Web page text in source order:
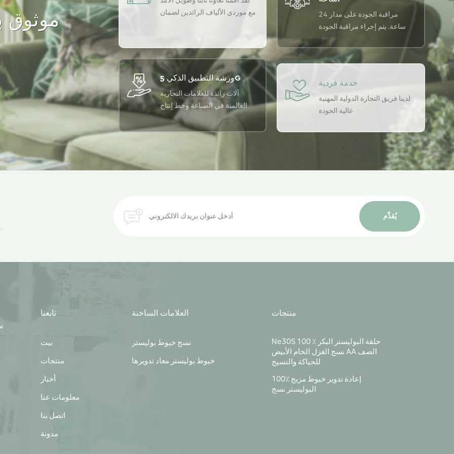
موثوق
مع موردي الألياف الرائدين لضمان
مراقبة الجودة على مدار 24
ساعة. يتم إجراء مراقبة الجودة
على مدار 24 ساعة في اليوم
باستخدام نظام ضمان الجودة
USTER لضمان اتساق الجودة لدينا.
ورشة التطبيق الذكي 5G
آلات رائدة للعلامات التجارية
العالمية في الصناعة وخط إنتاج
أوتوماتيكي بالكامل
خدمة فردية
لدينا فريق التجارة الدولية المهنية
عالية الجودة
احصل على أحدث اتجاه للألياف المعاد تدويرها في صندوق الوارد الخاص بك.
يُقدِّم
تابعنا
بيت
منتجات
أخبار
معلومات عنا
اتصل بنا
مدونة
العلامات الساخنة
نسج خيوط بوليستر
خيوط بوليستر معاد تدويرها
منتجات
Ne30S 100 ٪ حلقة البوليستر البكر
نسج الغزل الخام الأبيض AA الصف
للحياكة والنسيج
100٪ إعادة تدوير خيوط مزيج
البوليستر نسج